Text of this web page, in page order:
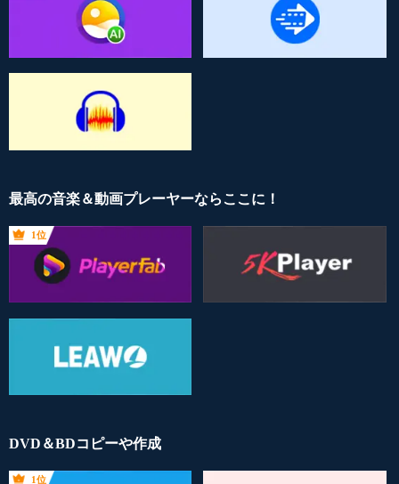
最高の音楽＆動画プレーヤーならここに！
1位
DVD＆BDコピーや作成
1位